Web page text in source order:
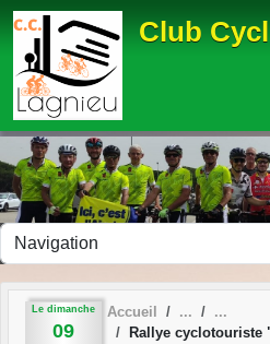
Club
Le dimanche
09
Accueil
Rallye cyclotouriste
Panneau de gestion des cookies